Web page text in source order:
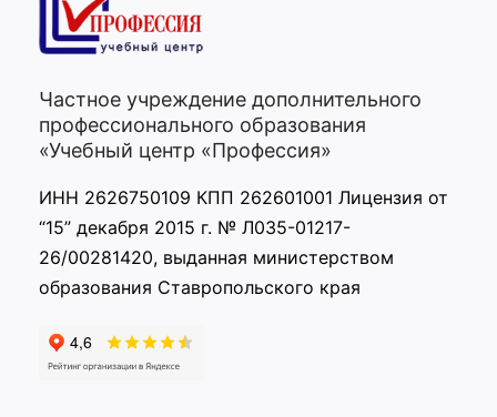
Частное учреждение дополнительного
профессионального образования
«Учебный центр «Профессия»
ИНН 2626750109 КПП 262601001 Лицензия от
“15” декабря 2015 г. № Л035-01217-
26/00281420, выданная министерством
образования Ставропольского края